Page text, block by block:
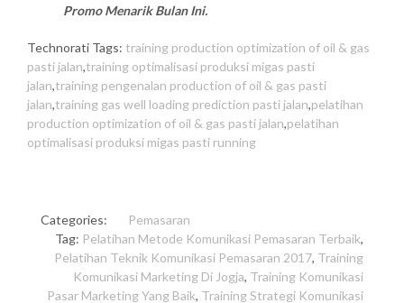
Promo Menarik Bulan Ini.
Technorati Tags: training production optimization of oil & gas
pasti jalan,training optimalisasi produksi migas pasti
jalan,training pengenalan production of oil & gas pasti
jalan,training gas well loading prediction pasti jalan,pelatihan
production optimization of oil & gas pasti jalan,pelatihan
optimalisasi produksi migas pasti running
Categories:
Pemasaran
Tag: Pelatihan Metode Komunikasi Pemasaran Terbaik,
Pelatihan Teknik Komunikasi Pemasaran 2017, Training
Komunikasi Marketing Di Jogja, Training Komunikasi
Pasar Marketing Yang Baik, Training Strategi Komunikasi